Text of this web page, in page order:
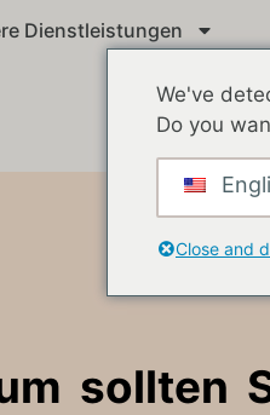
Dienstleistungen
sollten
We've
Do you
Close and